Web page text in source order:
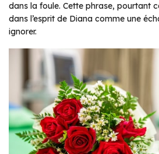
dans la foule. Cette phrase, pourtant
dans l’esprit de Diana comme une
ignorer.